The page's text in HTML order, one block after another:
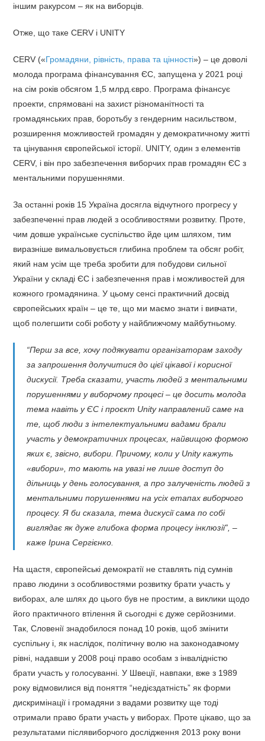
іншим ракурсом – як на виборців.
Отже, що таке СЕRV і UNITY
СERV («Громадяни, рівність, права та цінності») – це доволі
молода програма фінансування ЄС, запущена у 2021 році
на сім років обсягом 1,5 млрд.євро. Програма фінансує
проекти, спрямовані на захист різноманітності та
громадянських прав, боротьбу з гендерним насильством,
розширення можливостей громадян у демократичному житті
та цінування європейської історії. UNITY, один з елементів
СERV, і він про забезпечення виборчих прав громадян ЄС з
ментальними порушеннями.
За останні років 15 Україна досягла відчутного прогресу у
забезпеченні прав людей з особливостями розвитку. Проте,
чим довше українське суспільство йде цим шляхом, тим
виразніше вимальовується глибина проблем та обсяг робіт,
який нам усім ще треба зробити для побудови сильної
України у складі ЄС і забезпечення прав і можливостей для
кожного громадянина. У цьому сенсі практичний досвід
європейських країн – це те, що ми маємо знати і вивчати,
щоб полегшити собі роботу у найближчому майбутньому.
“Перш за все, хочу подякувати організаторам заходу
за запрошення долучитися до цієї цікавої і корисної
дискусії. Треба сказати, участь людей з ментальними
порушеннями у виборчому процесі – це досить молода
тема навіть у ЄС і проєкт Unity направлений саме на
те, щоблюди з інтелектуальними вадами брали
участь у демократичних процесах, найвищою формою
яких є, звісно, вибори. Причому, коли у Unity кажуть
«вибори», то мають на увазі не лише доступ до
дільниць у день голосування, а про залученість людей з
ментальними порушеннями на усіх етапах виборчого
процесу. Я би сказала, тема дискусії сама по собі
виглядає як дуже глибока форма процесу інклюзії”, –
каже Ірина Сергієнко.
На щастя, європейські демократії не ставлять під сумнів
право людини з особливостями розвитку брати участь у
виборах, але шлях до цього був не простим, а виклики щодо
його практичного втілення й сьогодні є дуже серйозними.
Так, Словенії знадобилося понад 10 років, щоб змінити
суспільну і, як наслідок, політичну волю на законодавчому
рівні, надавши у 2008 році право особам з інвалідністю
брати участь у голосуванні. У Швеції, навпаки, вже з 1989
року відмовилися від поняття “недієздатність” як форми
дискримінації і громадяни з вадами розвитку ще тоді
отримали право брати участь у виборах. Проте цікаво, що за
результатами післявиборчого дослідження 2013 року вони